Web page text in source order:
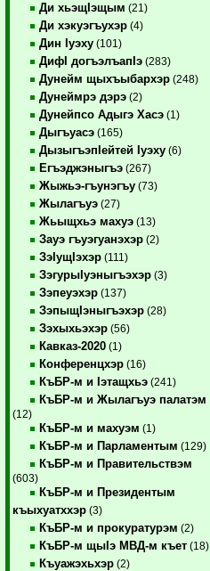
Ди хьэщIэщым (21)
Ди хэкуэгъухэр (4)
Дин Iуэху (101)
ДифI догъэлъапIэ (283)
Дунейм щыхъыбархэр (248)
Дунеймрэ дэрэ (2)
Дунейпсо Адыгэ Хасэ (1)
Дыгъуасэ (165)
ДызыгъэпIейтей Iуэху (6)
Егъэджэныгъэ (267)
Жыжьэ-гъунэгъу (73)
Жылагъуэ (27)
Жьыщхьэ махуэ (13)
Зауэ гъуэгуанэхэр (2)
ЗэIущIэхэр (111)
ЗэгурыIуэныгъэхэр (3)
Зэпеуэхэр (137)
ЗэпыщIэныгъэхэр (28)
Зэхыхьэхэр (56)
Кавказ-2020 (1)
Конференцхэр (16)
КъБР-м и Iэтащхьэ (241)
КъБР-м и Жылагъуэ палатэм
(12)
КъБР-м и махуэм (1)
КъБР-м и Парламентым (129)
КъБР-м и Правительствэм
(603)
КъБР-м и Президентым
къыхуатххэр (3)
КъБР-м и прокуратурэм (2)
КъБР-м щыIэ МВД-м къет (18)
Къуажэхьхэр (2)